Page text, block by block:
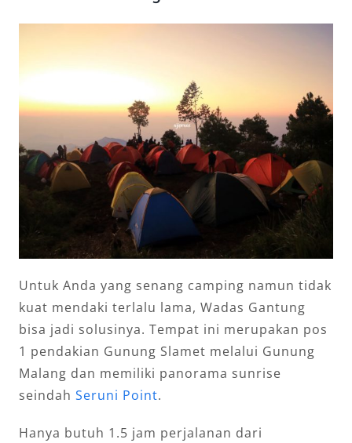
Untuk Anda yang senang camping namun tidak
kuat mendaki terlalu lama, Wadas Gantung
bisa jadi solusinya. Tempat ini merupakan pos
1 pendakian Gunung Slamet melalui Gunung
Malang dan memiliki panorama sunrise
seindah Seruni Point.
Hanya butuh 1.5 jam perjalanan dari